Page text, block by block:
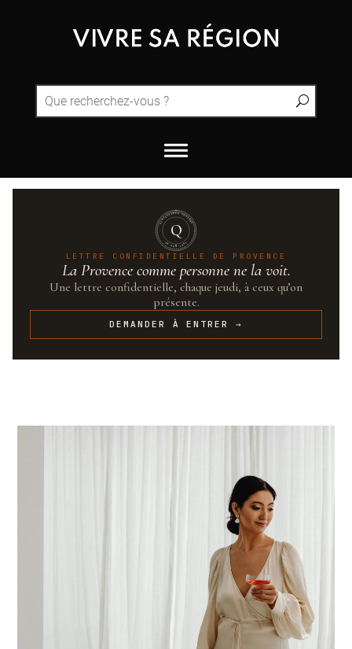
QUINTESSENCE·PROVENCE
UN·SUR·CENT
Q
LETTRE CONFIDENTIELLE DE PROVENCE
La Provence comme personne ne la voit.
Une lettre confidentielle, chaque jeudi, à ceux qu’on
présente.
DEMANDER À ENTRER →